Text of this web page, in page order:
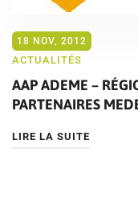
18 NOV, 2012
ACTUALITÉS
AAP ADEME –
PARTENAIRES
LIRE LA SUITE